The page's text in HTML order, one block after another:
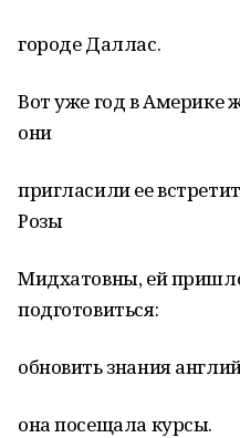
городе Даллас.
Вот уже год в Америке
они
пригласили ее
Розы
Мидхатовны, ей
подготовиться:
обновить знания
она посещала курсы.